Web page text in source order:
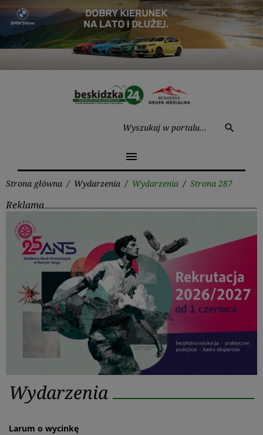
Przejdź
treści
search
menu
Strona główna / Wydarzenia / Wydarzenia / Strona 287
Reklama
Wydarzenia
Wydarzenia
Larum o wycinkę